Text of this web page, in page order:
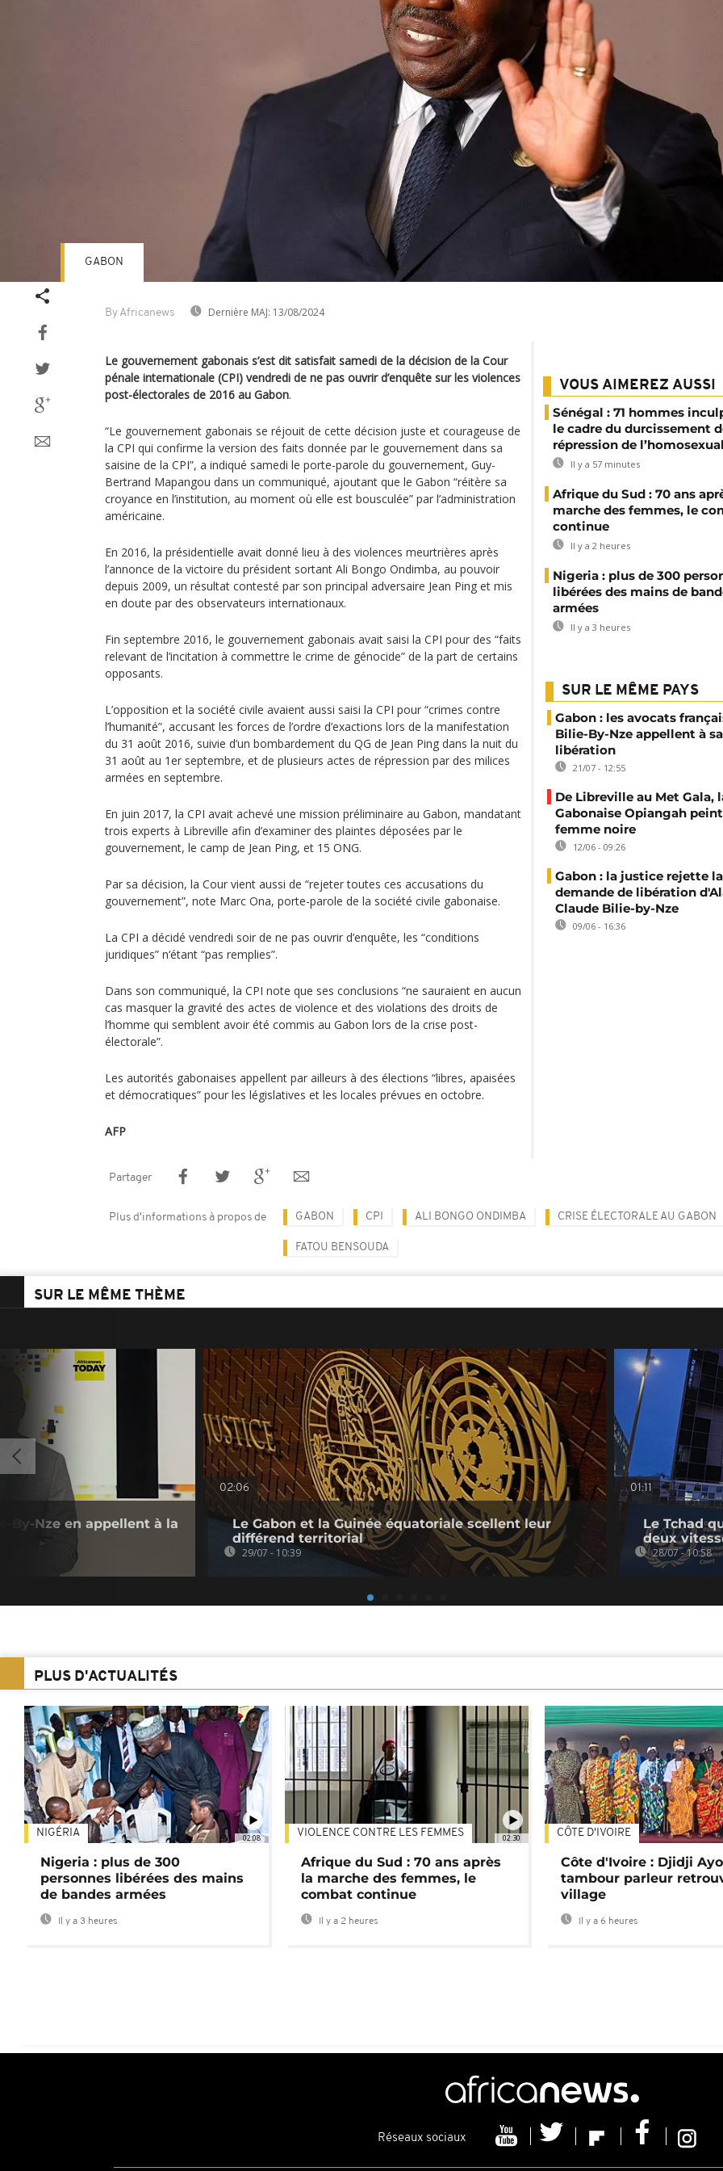
By Africanews Dernière MAJ: 13/08/2024
GABON
Le gouvernement gabonais s’est dit satisfait samedi de la décision de la Cour
pénale internationale (CPI) vendredi de ne pas ouvrir d’enquête sur les violences
post-électorales de 2016 au Gabon.
“Le gouvernement gabonais se réjouit de cette décision juste et courageuse de
la CPI qui confirme la version des faits donnée par le gouvernement dans sa
saisine de la CPI”, a indiqué samedi le porte-parole du gouvernement, Guy-
Bertrand Mapangou dans un communiqué, ajoutant que le Gabon “réitère sa
croyance en l’institution, au moment où elle est bousculée” par l’administration
américaine.
En 2016, la présidentielle avait donné lieu à des violences meurtrières après
l’annonce de la victoire du président sortant Ali Bongo Ondimba, au pouvoir
depuis 2009, un résultat contesté par son principal adversaire Jean Ping et mis
en doute par des observateurs internationaux.
Fin septembre 2016, le gouvernement gabonais avait saisi la CPI pour des “faits
relevant de l’incitation à commettre le crime de génocide” de la part de certains
opposants.
L’opposition et la société civile avaient aussi saisi la CPI pour “crimes contre
l’humanité”, accusant les forces de l’ordre d’exactions lors de la manifestation
du 31 août 2016, suivie d’un bombardement du QG de Jean Ping dans la nuit du
31 août au 1er septembre, et de plusieurs actes de répression par des milices
armées en septembre.
En juin 2017, la CPI avait achevé une mission préliminaire au Gabon, mandatant
trois experts à Libreville afin d’examiner des plaintes déposées par le
gouvernement, le camp de Jean Ping, et 15 ONG.
Par sa décision, la Cour vient aussi de “rejeter toutes ces accusations du
gouvernement”, note Marc Ona, porte-parole de la société civile gabonaise.
La CPI a décidé vendredi soir de ne pas ouvrir d’enquête, les “conditions
juridiques” n‘étant “pas remplies”.
Dans son communiqué, la CPI note que ses conclusions “ne sauraient en aucun
cas masquer la gravité des actes de violence et des violations des droits de
l’homme qui semblent avoir été commis au Gabon lors de la crise post-
électorale”.
Les autorités gabonaises appellent par ailleurs à des élections “libres, apaisées
et démocratiques” pour les législatives et les locales prévues en octobre.
AFP
VOUS AIMEREZ AUSSI
Sénégal : 71 hommes
le cadre du durcissement
répression de
Il y a 57 minutes
Afrique du Sud : 70 ans
marche des femmes, le
continue
Il y a 2 heures
Nigeria : plus de 300
libérées des mains de
armées
Il y a 3 heures
SUR LE MÊME PAYS
Gabon : les avocats
Bilie-By-Nze appellent à sa
libération
21/07 - 12:55
De Libreville au Met Gala,
Gabonaise Opiangah
femme noire
12/06 - 09:26
Gabon : la justice rejette la
demande de libération
Claude Bilie-by-Nze
09/06 - 16:36
Partager
Plus d'informations à propos de GABON CPI ALI BONGO ONDIMBA CRISE ÉLECTORALE AU GABON
FATOU BENSOUDA
SUR LE MÊME THÈME
By-Nze en appellent à la
02:06
Le Gabon et la Guinée équatoriale scellent leur
différend territorial
29/07 - 10:39
01:11
Le Tchad
deux
28/07 - 10:58
PLUS D'ACTUALITÉS
02:08
NIGÉRIA
Nigeria : plus de 300
personnes libérées des mains
de bandes armées
Il y a 3 heures
02:30
VIOLENCE CONTRE LES FEMMES
Afrique du Sud : 70 ans après
la marche des femmes, le
combat continue
Il y a 2 heures
CÔTE D'IVOIRE
Côte d'Ivoire : Djidji
tambour parleur
village
Il y a 6 heures
Réseaux sociaux